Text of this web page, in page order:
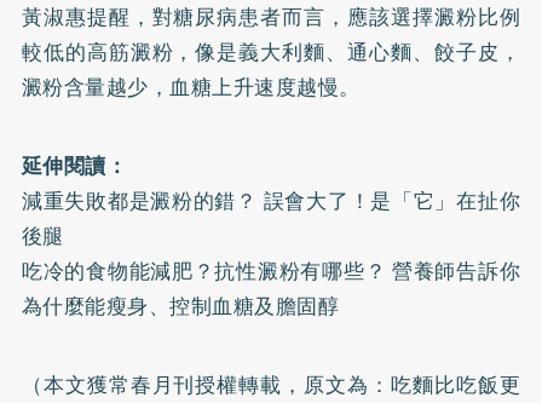
黃淑惠提醒，對糖尿病患者而言，應該選擇澱粉比例
較低的高筋澱粉，像是義大利麵、通心麵、餃子皮，
澱粉含量越少，血糖上升速度越慢。
延伸閱讀：
減重失敗都是澱粉的錯？ 誤會大了！是「它」在扯你
後腿
吃冷的食物能減肥？抗性澱粉有哪些？ 營養師告訴你
為什麼能瘦身、控制血糖及膽固醇
（本文獲常春月刊授權轉載，原文為： 吃麵比吃飯更